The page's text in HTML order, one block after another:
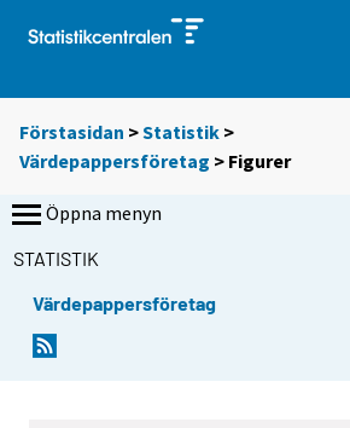
Förstasidan >Statistik >
Värdepappersföretag > Figurer
Öppna menyn
STATISTIK
Värdepappersföretag